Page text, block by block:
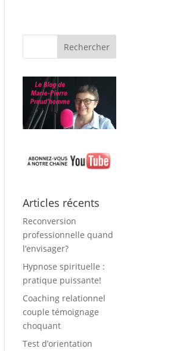
Articles récents
Reconversion
professionnelle quand
l’envisager?
Hypnose spirituelle :
pratique puissante!
Coaching relationnel
couple témoignage
choquant
Test d’orientation